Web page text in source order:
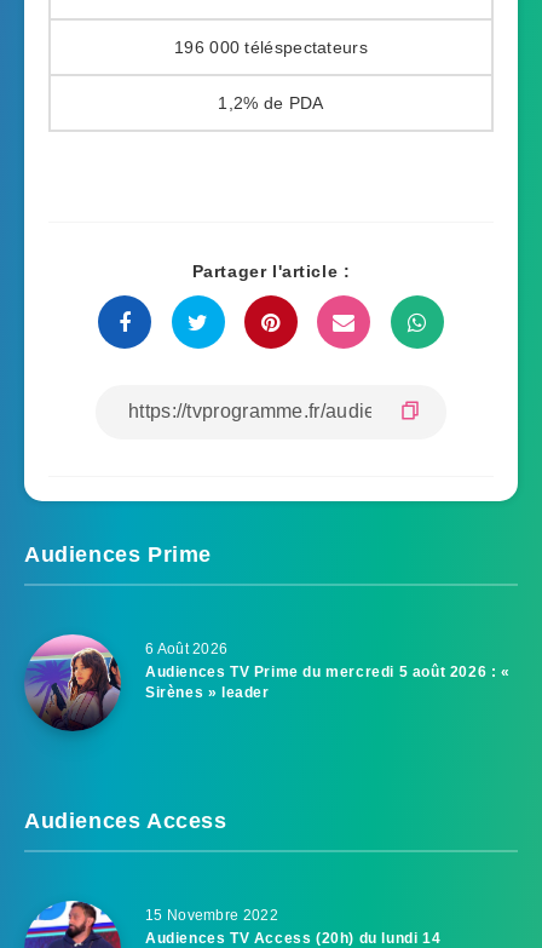
196 000
1,2%
Partager l'article :
Audiences Prime
6 Août 2026
Audiences TV Prime du mercredi 5 août 2026 : «
Sirènes » leader
Audiences Access
15 Novembre 2022
Audiences TV Access (20h) du lundi 14